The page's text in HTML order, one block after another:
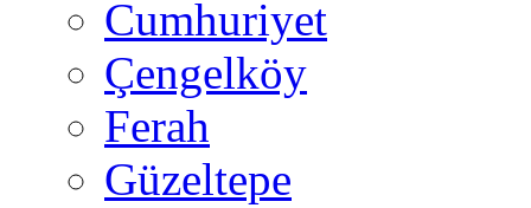
Cumhuriyet
Çengelköy
Ferah
Güzeltepe